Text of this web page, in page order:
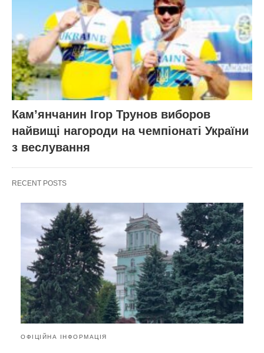
Кам’янчанин Ігор Трунов виборов
найвищі нагороди на чемпіонаті України
з веслування
RECENT POSTS
ОФІЦІЙНА ІНФОРМАЦІЯ